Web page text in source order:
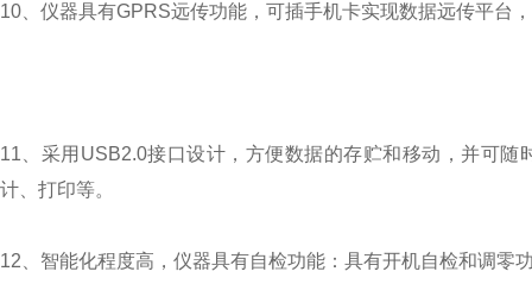
10、仪器具有GPRS远传功能，可插手机卡实现数据远传平
11、采用USB2.0接口设计，方便数据的存贮和移动，并可
计、打印等。
12、智能化程度高，仪器具有自检功能：具有开机自检和调零